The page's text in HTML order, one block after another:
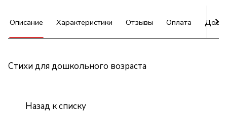
Описание Характеристики Отзывы Оплата
Стихи для дошкольного возраста
Назад к списку